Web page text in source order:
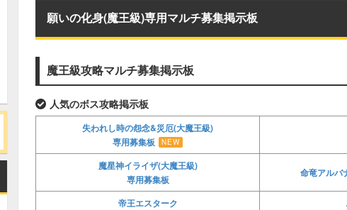
願いの化身(魔王級)専用マルチ募集掲示板
魔王級攻略マルチ募集掲示板
人気のボス攻略掲示板
失われし時の怨念&災厄(大魔王級)
専用募集板
NEW
魔星神イライザ(大魔王級)
専用募集板
命竜アルバ
帝王エスターク